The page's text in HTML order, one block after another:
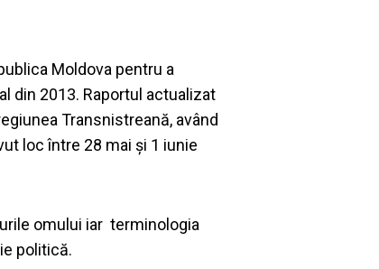
Moldova pentru a
din 2013. Raportul actualizat
Transnistreană, având
loc între 28 mai și 1 iunie
omului iar terminologia
politică.